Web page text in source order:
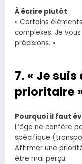
À écrire plutôt :
« Certains
complexes. Je
précisions. »
7. « Je
prioritaire
Pourquoi il faut
L’âge ne confère
spécifique
Affirmer une
être mal perçu.